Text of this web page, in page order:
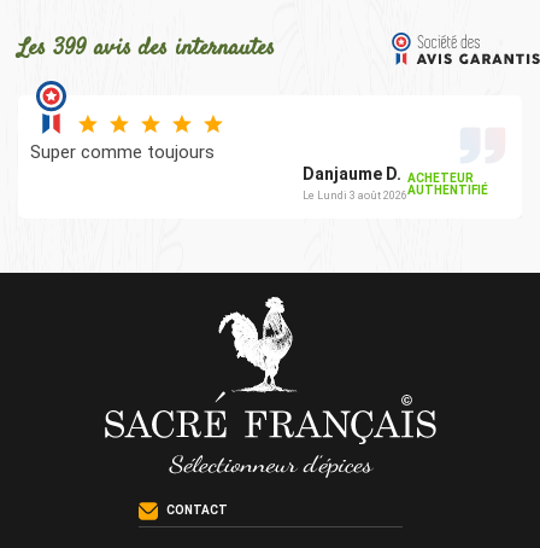
Les 399 avis des internautes
Super comme toujours
Danjaume D.
Le Lundi 3 août 2026
ACHETEUR
AUTHENTIFIÉ
CONTACT